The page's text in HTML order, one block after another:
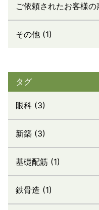
ご依頼されたお客様
その他 (1)
タグ
眼科 (3)
新築 (3)
基礎配筋 (1)
鉄骨造 (1)